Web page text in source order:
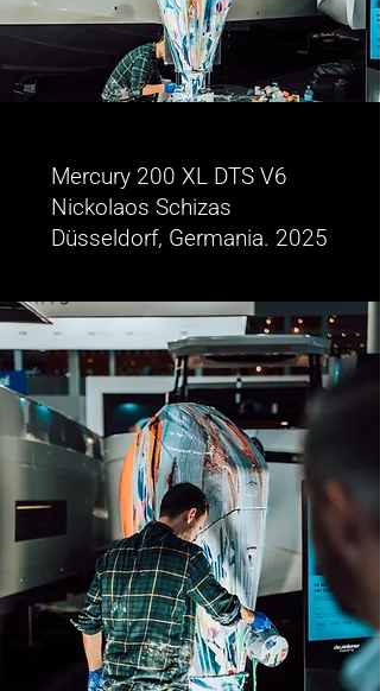
Mercury 200 XL DTS V6
Nickolaos Schizas
Düsseldorf, Germania. 2025